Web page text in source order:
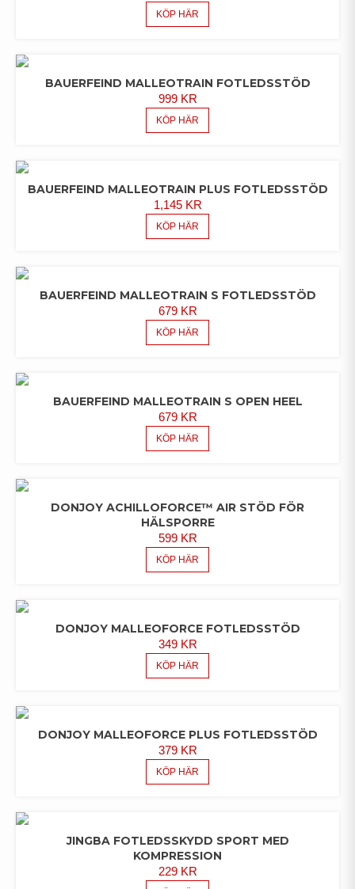
KÖP HÄR
BAUERFEIND MALLEOTRAIN FOTLEDSSTÖD
999 KR
KÖP HÄR
BAUERFEIND MALLEOTRAIN PLUS FOTLEDSSTÖD
1,145 KR
KÖP HÄR
BAUERFEIND MALLEOTRAIN S FOTLEDSSTÖD
679 KR
KÖP HÄR
BAUERFEIND MALLEOTRAIN S OPEN HEEL
679 KR
KÖP HÄR
DONJOY ACHILLOFORCE™ AIR STÖD FÖR
HÄLSPORRE
599 KR
KÖP HÄR
DONJOY MALLEOFORCE FOTLEDSSTÖD
349 KR
KÖP HÄR
DONJOY MALLEOFORCE PLUS FOTLEDSSTÖD
379 KR
KÖP HÄR
JINGBA FOTLEDSSKYDD SPORT MED
KOMPRESSION
229 KR